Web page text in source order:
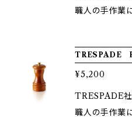
職人の手作業によ
TRESPADE
¥5,200
TRESPADE社
職人の手作業によ